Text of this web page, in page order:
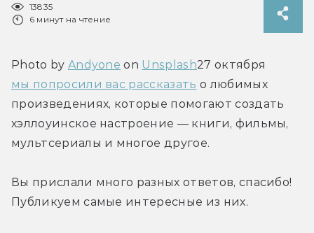
13835
6 минут на чтение
Photo by Andyone on Unsplash
мы попросили вас рассказать о любимых
произведениях, которые помогают создать
хэллоуинское настроение — книги, фильмы,
мультсериалы и многое другое.
Вы прислали много разных ответов, спасибо!
Публикуем самые интересные из них.